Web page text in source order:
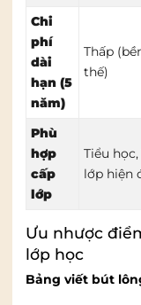
Chi
phí
dài
hạn (5
năm)
Thấp
thế)
Phù
hợp
cấp
lớp
Tiểu học,
lớp hiện
Ưu nhược
lớp học
Bảng viết bút